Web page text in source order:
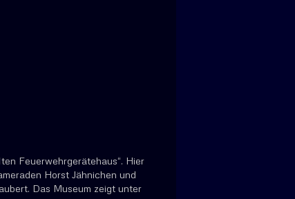
Feuerwehrgerätehaus“. Hier
Horst Jähnichen und
Das Museum zeigt unter